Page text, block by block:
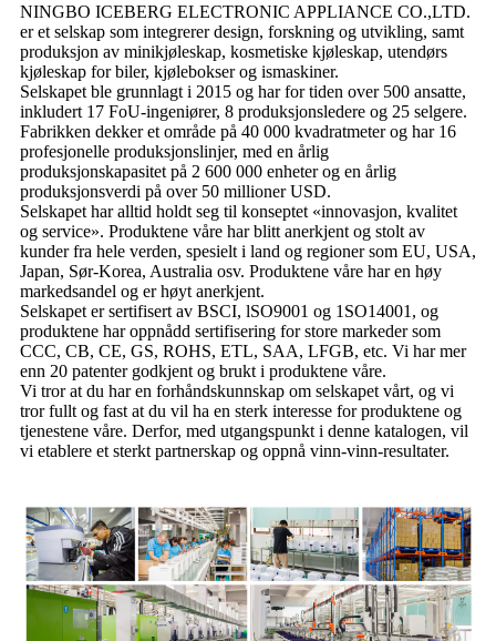
NINGBO ICEBERG ELECTRONIC APPLIANCE CO.,LTD.
er et selskap som integrerer design, forskning og utvikling, samt
produksjon av minikjøleskap, kosmetiske kjøleskap, utendørs
kjøleskap for biler, kjølebokser og ismaskiner.
Selskapet ble grunnlagt i 2015 og har for tiden over 500 ansatte,
inkludert 17 FoU-ingeniører, 8 produksjonsledere og 25 selgere.
Fabrikken dekker et område på 40 000 kvadratmeter og har 16
profesjonelle produksjonslinjer, med en årlig
produksjonskapasitet på 2 600 000 enheter og en årlig
produksjonsverdi på over 50 millioner USD.
Selskapet har alltid holdt seg til konseptet «innovasjon, kvalitet
og service». Produktene våre har blitt anerkjent og stolt av
kunder fra hele verden, spesielt i land og regioner som EU, USA,
Japan, Sør-Korea, Australia osv. Produktene våre har en høy
markedsandel og er høyt anerkjent.
Selskapet er sertifisert av BSCI, lSO9001 og 1SO14001, og
produktene har oppnådd sertifisering for store markeder som
CCC, CB, CE, GS, ROHS, ETL, SAA, LFGB, etc. Vi har mer
enn 20 patenter godkjent og brukt i produktene våre.
Vi tror at du har en forhåndskunnskap om selskapet vårt, og vi
tror fullt og fast at du vil ha en sterk interesse for produktene og
tjenestene våre. Derfor, med utgangspunkt i denne katalogen, vil
vi etablere et sterkt partnerskap og oppnå vinn-vinn-resultater.